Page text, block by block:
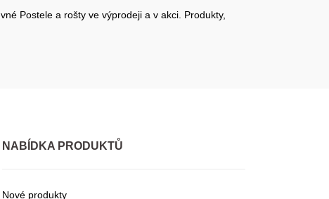
Postele a rošty ve výprodeji a v akci. Produkty,
NABÍDKA PRODUKTŮ
Nové produkty